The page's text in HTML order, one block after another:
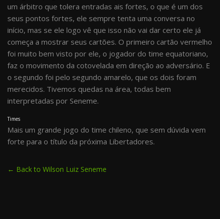
um árbitro que tolera entradas ais fortes, o que é um dos
seus pontos fortes, ele sempre tenta uma conversa no
início, mas se ele logo vê que isso não vai dar certo ele já
começa a mostrar seus cartões. O primeiro cartão vermelho
foi muito bem visto por ele, o jogador do time equatoriano,
faz o movimento da cotovelada em direção ao adversário. E
o segundo foi pelo segundo amarelo, que os dois foram
merecidos. Tivemos quedas na área, todas bem
interpretadas por Seneme.
Times
Mais um grande jogo do time chileno, que sem dúvida vem
forte para o título da próxima Libertadores.
← Back to Wilson Luiz Seneme